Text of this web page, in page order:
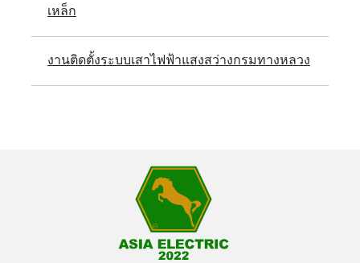
เหล็ก
งานติดตั้งระบบเสาไฟฟ้าแสงสว่างกรมทางหลวง